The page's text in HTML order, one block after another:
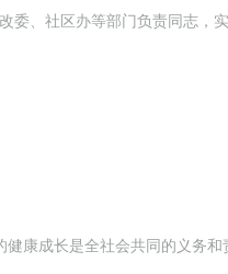
委、社区办等部门负责同志，
康成长是全社会共同的义务和